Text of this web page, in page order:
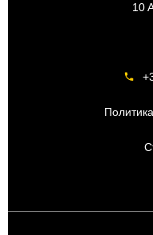
10